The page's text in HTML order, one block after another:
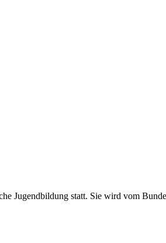
Jugendbildung statt. Sie wird vom